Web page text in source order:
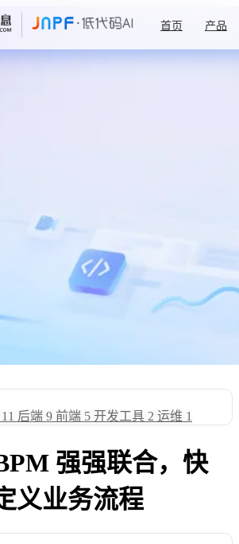
首页 产品
11 后端 9 前端 5 开发工具 2 运维 1
强强联合，快
义业务流程